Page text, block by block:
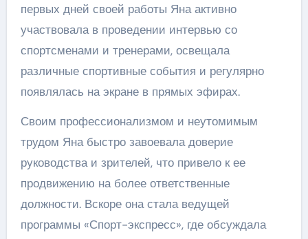
первых дней своей работы Яна активно
участвовала в проведении интервью со
спортсменами и тренерами, освещала
различные спортивные события и регулярно
появлялась на экране в прямых эфирах.
Своим профессионализмом и неутомимым
трудом Яна быстро завоевала доверие
руководства и зрителей, что привело к ее
продвижению на более ответственные
должности. Вскоре она стала ведущей
программы «Спорт-экспресс», где обсуждала